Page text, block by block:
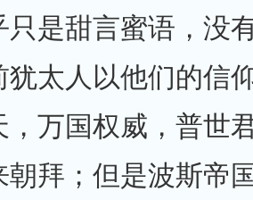
只是甜言蜜语，没
犹太人以他们的信
，万国权威，普世
朝拜；但是波斯帝